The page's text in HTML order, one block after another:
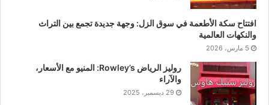
افتتاح سكة الأطعمة في سوق الزل: وجهة جديدة تجمع بين التراث
والنكهات العالمية
5 مارس، 2026
روليز الرياض Rowley’s: المنيو مع الأسعار،
والآراء
29 ديسمبر، 2025